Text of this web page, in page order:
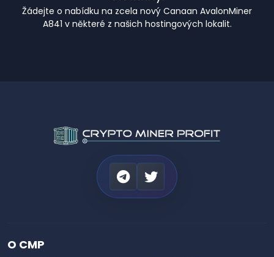
Žádejte o nabídku na zcela nový Canaan AvalonMiner
A841 v některé z našich hostingových lokalit.
O CMP